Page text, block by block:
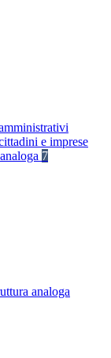
e imprese
7
analoga